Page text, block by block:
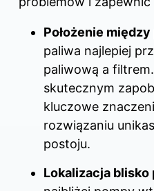
Położenie
paliwa najlepiej
paliwową a
skutecznym
kluczowe
rozwiązaniu
postoju.
Lokalizacja